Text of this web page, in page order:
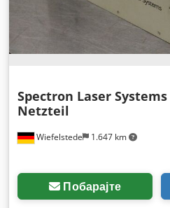
Wiefelstede 1.647 km
Spectron Laser Systems
Netzteil
Побарајте